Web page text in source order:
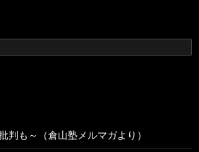
判も～（倉山塾メルマガより）